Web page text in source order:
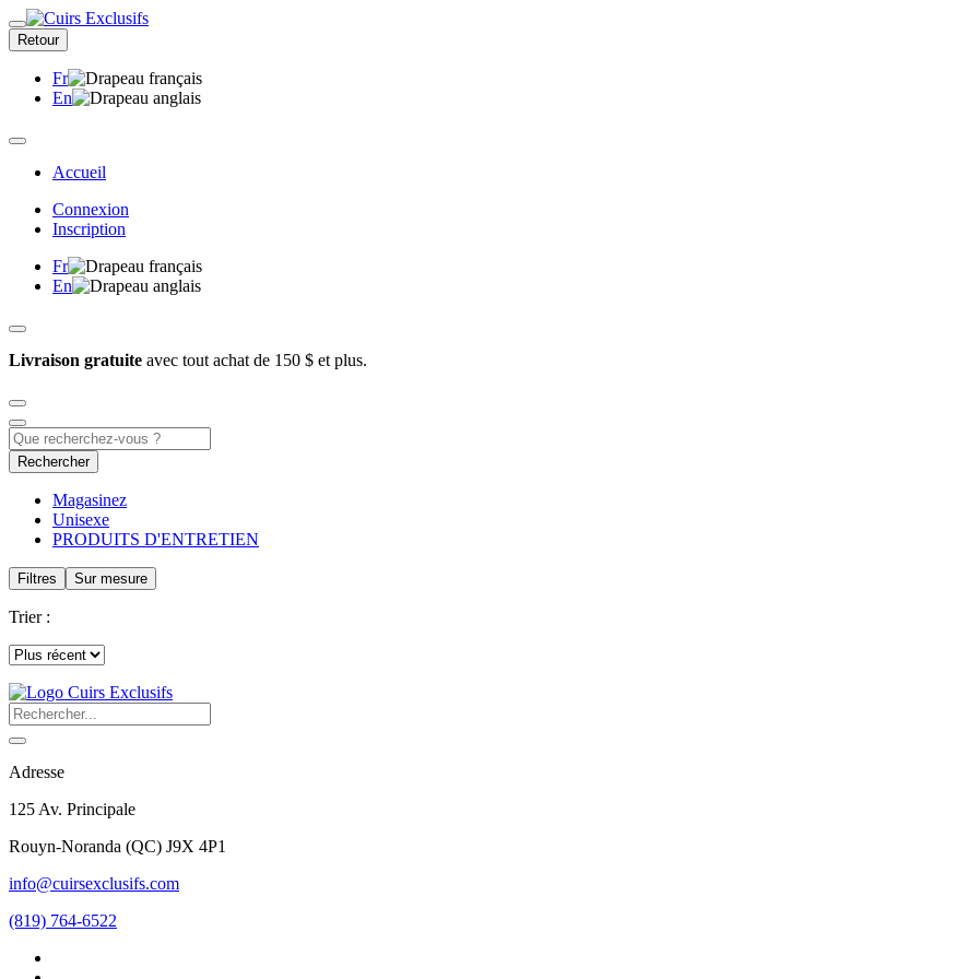
Retour
Fr
En
Accueil
Connexion
Inscription
Fr
En
Livraison gratuite avec tout achat de 150 $ et plus.
Rechercher
Magasinez
Unisexe
PRODUITS D'ENTRETIEN
Filtres Sur mesure
Trier :
Adresse
125 Av. Principale
Rouyn-Noranda (QC) J9X 4P1
info@cuirsexclusifs.com
(819) 764-6522